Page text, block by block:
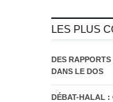
LES PLUS
DES
DANS LE DOS
DÉBAT-HALAL :